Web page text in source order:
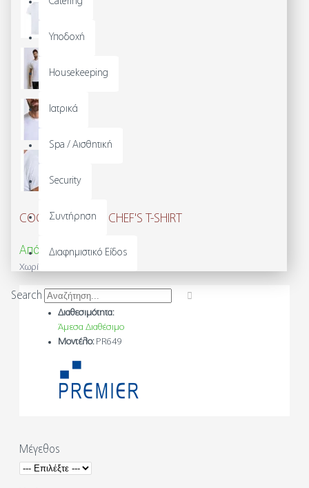
Υποδοχή
Housekeeping
Ιατρικά
Spa / Αισθητική
Security
Συντήρηση
Διαφημιστικό Είδος
Search
COOLCHECKER® CHEF'S T-SHIRT
Από 21,70€ 31,01€
Χωρίς ΦΠΑ: 17,50€
Διαθεσιμότητα:
Άμεσα Διαθέσιμο
Μοντέλο: PR649
Μέγεθος